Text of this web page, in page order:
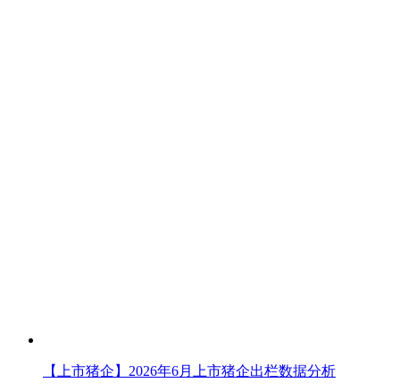
【上市猪企】2026年6月上市猪企出栏数据分析